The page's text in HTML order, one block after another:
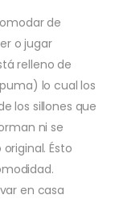
de
o jugar
relleno de
lo cual los
los sillones que
ni se
Ésto
en casa